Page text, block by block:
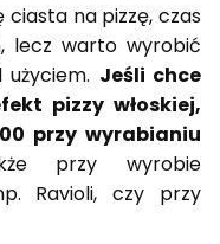
na pizzę, czas
lecz warto wyrobić
Jeśli chce
pizzy włoskiej,
przy wyrabianiu
przy wyrobie
Ravioli, czy przy